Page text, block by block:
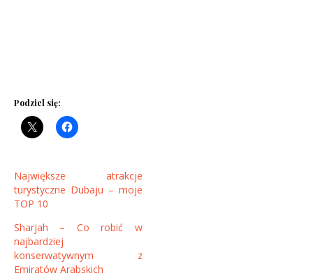
Podziel się:
Największe atrakcje
turystyczne Dubaju – moje
TOP 10
Sharjah – Co robić w
najbardziej
konserwatywnym z
Emiratów Arabskich